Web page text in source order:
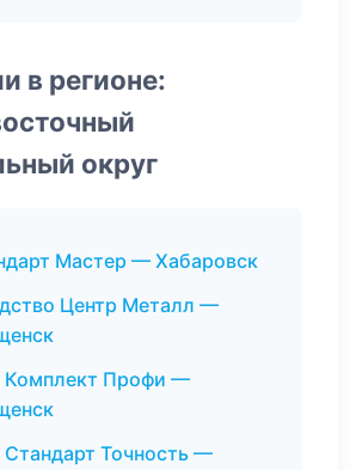
в регионе:
округ
Мастер — Хабаровск
Центр Металл —
Комплект Профи —
Точность —